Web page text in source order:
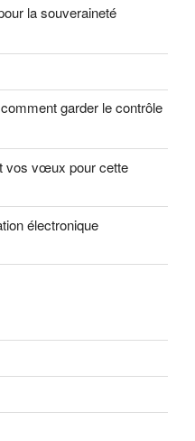
la souveraineté
garder le contrôle
vos vœux pour cette
électronique